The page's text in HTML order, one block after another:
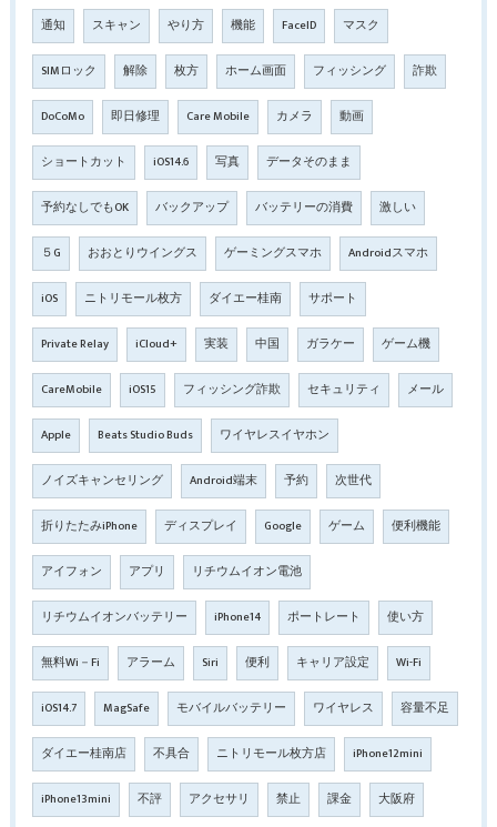
通知 スキャン やり方 機能 FaceID マスク
SIMロック 解除 枚方 ホーム画面 フィッシング 詐欺
DoCoMo 即日修理 Care Mobile カメラ 動画
ショートカット iOS14.6 写真 データそのまま
予約なしでもOK バックアップ バッテリーの消費 激しい
５G おおとりウイングス ゲーミングスマホ Androidスマホ
iOS ニトリモール枚方 ダイエー桂南 サポート
Private Relay iCloud+ 実装 中国 ガラケー ゲーム機
CareMobile iOS15 フィッシング詐欺 セキュリティ メール
Apple Beats Studio Buds ワイヤレスイヤホン
ノイズキャンセリング Android端末 予約 次世代
折りたたみiPhone ディスプレイ Google ゲーム 便利機能
アイフォン アプリ リチウムイオン電池
リチウムイオンバッテリー iPhone14 ポートレート 使い方
無料Wi－Fi アラーム Siri 便利 キャリア設定 Wi-Fi
iOS14.7 MagSafe モバイルバッテリー ワイヤレス 容量不足
ダイエー桂南店 不具合 ニトリモール枚方店 iPhone12mini
iPhone13mini 不評 アクセサリ 禁止 課金 大阪府